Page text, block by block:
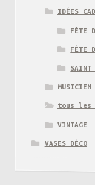
IDÉES
FÊTE
FÊTE
SAINT
MUSICIEN
tous les
VINTAGE
VASES DÉCO